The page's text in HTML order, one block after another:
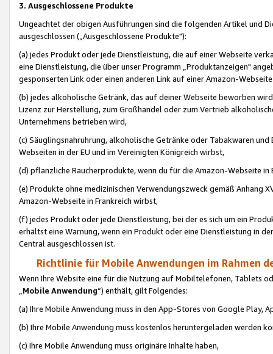
3. Ausgeschlossene Produkte
Ungeachtet der obigen Ausführungen sind die folgenden Artikel und
ausgeschlossen („Ausgeschlossene Produkte"):
(a) jedes Produkt oder jede Dienstleistung, die auf einer Webseite
eine Dienstleistung, die über unser Programm „Produktanzeigen"
gesponserten Link oder einen anderen Link auf einer Amazon-
(b) jedes alkoholische Getränk, das auf deiner Webseite beworben
Lizenz zur Herstellung, zum Großhandel oder zum Vertrieb
Unternehmens betrieben wird,
(c) Säuglingsnahruhrung, alkoholische Getränke oder Tabakwaren
Webseiten in der EU und im Vereinigten Königreich wirbst,
(d) pflanzliche Raucherprodukte, wenn du für die Amazon-Webseite in
(e) Produkte ohne medizinischen Verwendungszweck gemäß Anhang
Amazon-Webseite in Frankreich wirbst,
(f) jedes Produkt oder jede Dienstleistung, bei der es sich um ein
erhältst eine Warnung, wenn ein Produkt oder eine Dienstleistung in
Central ausgeschlossen ist.
Richtlinie für Mobile Anwendungen im Rahmen
Wenn Ihre Website eine für die Nutzung auf Mobiltelefonen, Tablets
„Mobile Anwendung“) enthält, gilt Folgendes:
(a) Ihre Mobile Anwendung muss in den App-Stores von Google Play,
(b) Ihre Mobile Anwendung muss kostenlos heruntergeladen werden
(c) Ihre Mobile Anwendung muss originäre Inhalte haben,